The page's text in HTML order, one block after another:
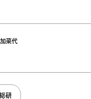
菜代
研